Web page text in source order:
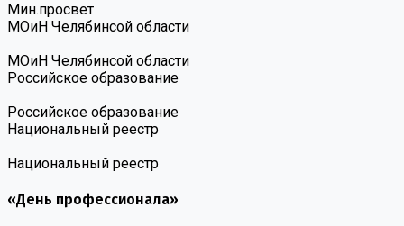
Мин.просвет
МОиН Челябинсой области
МОиН Челябинсой области
Российское образование
Российское образование
Национальный реестр
Национальный реестр
«День профессионала»